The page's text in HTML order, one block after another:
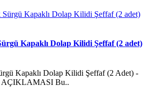
Kapaklı Dolap Kilidi Şeffaf (2 adet)
Kapaklı Dolap Kilidi Şeffaf (2 Adet) -
Bu..